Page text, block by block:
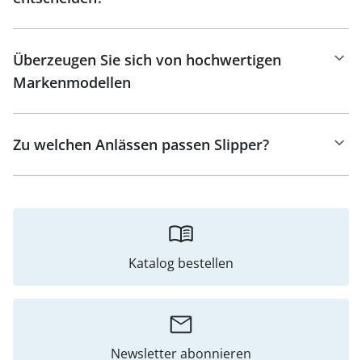
Überzeugen Sie sich von hochwertigen
Markenmodellen
Zu welchen Anlässen passen Slipper?
Katalog bestellen
Newsletter abonnieren